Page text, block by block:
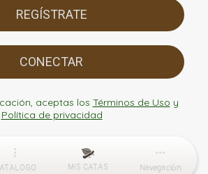
REGÍSTRATE
CONECTAR
aceptas los Términos de Uso y
Política de privacidad
MIS CATAS Navegación